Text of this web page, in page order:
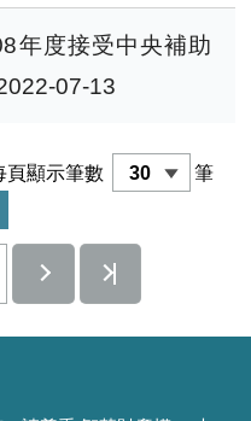
年度接受中央補助
07-13
頁顯示筆數 筆